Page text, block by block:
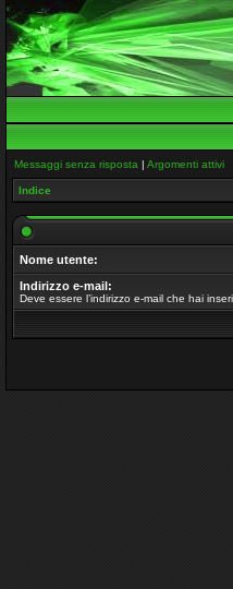
Messaggi senza risposta | Argomenti attivi
Indice
Nome utente:
Indirizzo e-mail:
Deve essere l’indirizzo e-mail che hai